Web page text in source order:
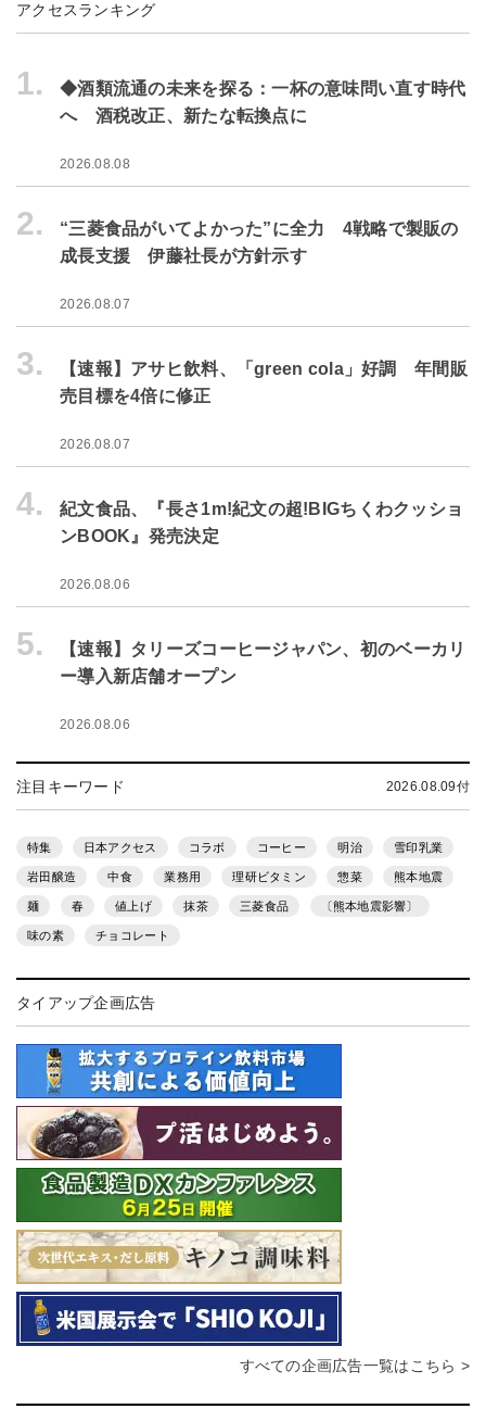
アクセスランキング
1.
◆酒類流通の未来を探る：一杯の意味問い直す時代
へ 酒税改正、新たな転換点に
2026.08.08
2.
“三菱食品がいてよかった”に全力 4戦略で製販の
成長支援 伊藤社長が方針示す
2026.08.07
3.
【速報】アサヒ飲料、「green cola」好調 年間販
売目標を4倍に修正
2026.08.07
4.
紀文食品、『長さ1m!紀文の超!BIGちくわクッショ
ンBOOK』発売決定
2026.08.06
5.
【速報】タリーズコーヒージャパン、初のベーカリ
ー導入新店舗オープン
2026.08.06
注目キーワード 2026.08.09付
特集 日本アクセス コラボ コーヒー 明治 雪印乳業
岩田醸造 中食 業務用 理研ビタミン 惣菜 熊本地震
麺 春 値上げ 抹茶 三菱食品 〔熊本地震影響〕
味の素 チョコレート
タイアップ企画広告
すべての企画広告一覧はこちら >